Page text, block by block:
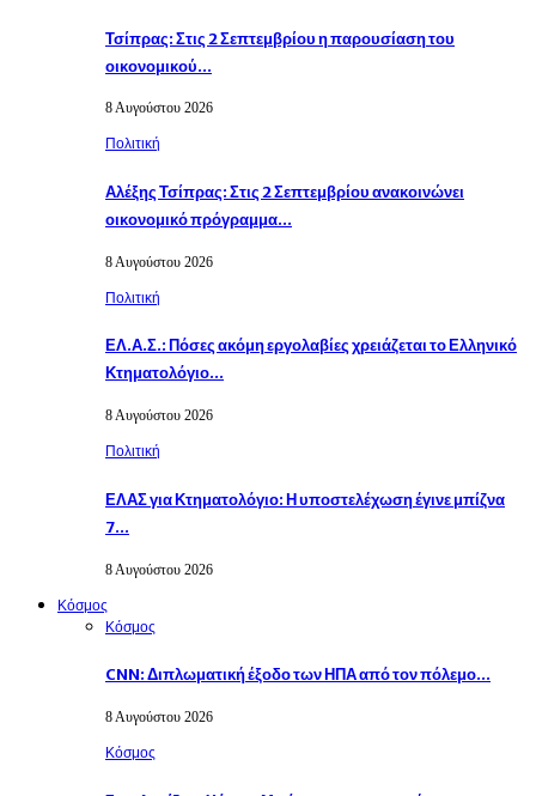
Τσίπρας: Στις 2 Σεπτεμβρίου η παρουσίαση του
οικονομικού…
8 Αυγούστου 2026
Πολιτική
Αλέξης Τσίπρας: Στις 2 Σεπτεμβρίου ανακοινώνει
οικονομικό πρόγραμμα…
8 Αυγούστου 2026
Πολιτική
ΕΛ.Α.Σ.: Πόσες ακόμη εργολαβίες χρειάζεται το Ελληνικό
Κτηματολόγιο…
8 Αυγούστου 2026
Πολιτική
ΕΛΑΣ για Κτηματολόγιο: Η υποστελέχωση έγινε μπίζνα
7…
8 Αυγούστου 2026
Κόσμος
Κόσμος
CNN: Διπλωματική έξοδο των ΗΠΑ από τον πόλεμο…
8 Αυγούστου 2026
Κόσμος